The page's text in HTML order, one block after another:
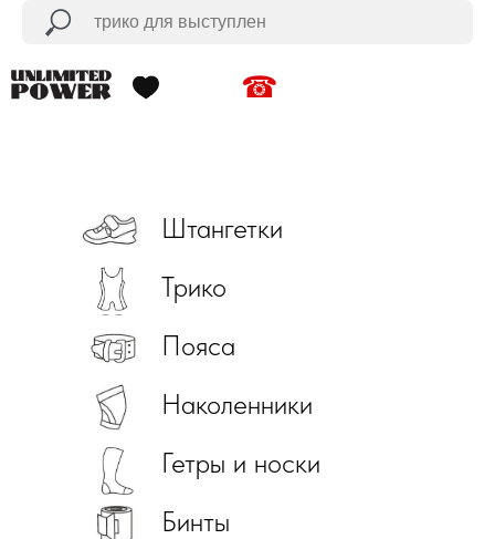
☎
Трико
Пояса
Наколенники
Гетры и носки
Бинты
Штангетки